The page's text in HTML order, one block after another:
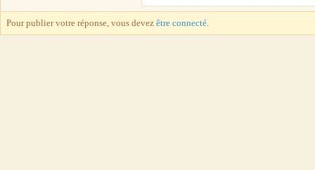
Pour publier votre réponse, vous devez être connecté.